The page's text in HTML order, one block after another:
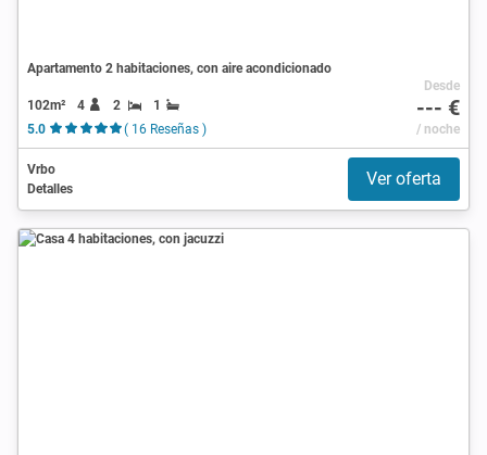
Apartamento 2 habitaciones, con aire acondicionado
102m² 4 2
1
5.0
( 16 Reseñas )
Desde
--- €
/ noche
Vrbo
Detalles
Ver oferta